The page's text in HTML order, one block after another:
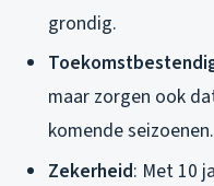
grondig.
maar zorgen ook
komende seizoenen.
Zekerheid: Met 10